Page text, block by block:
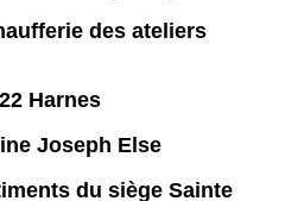
des ateliers
Harnes
Joseph Else
du siège Sainte